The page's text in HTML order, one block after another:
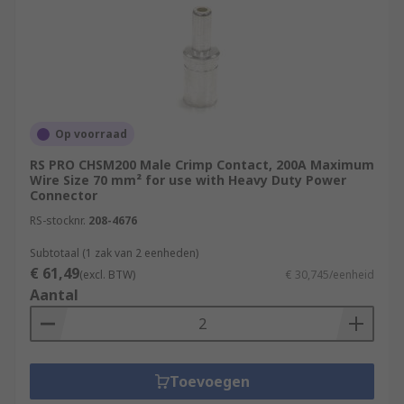
Op voorraad
RS PRO CHSM200 Male Crimp Contact, 200A Maximum
Wire Size 70 mm² for use with Heavy Duty Power
Connector
RS-stocknr. 208-4676
Subtotaal (1 zak van 2 eenheden)
€ 61,49(excl. BTW) € 30,745/eenheid
Aantal
Toevoegen